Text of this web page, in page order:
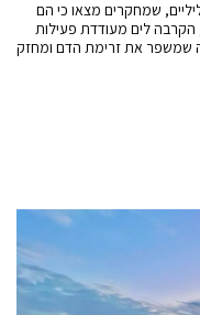
שמחקרים מצאו כי הם
לים מעודדת פעילות
שמשפר את זרימת הדם ומחזק